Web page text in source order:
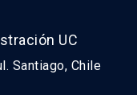
UC
Santiago, Chile